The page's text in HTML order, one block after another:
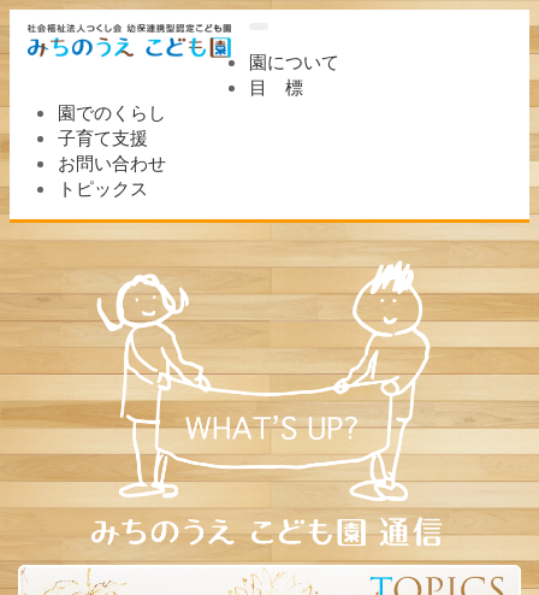
ビ
ゲ
ー
園について
目 標
園でのくらし
子育て支援
お問い合わせ
トピックス